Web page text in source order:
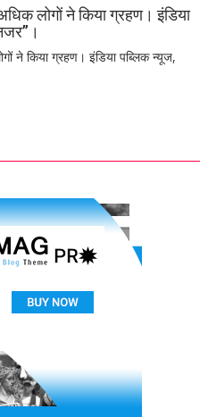
लोगों ने किया ग्रहण। इंडिया
ने किया ग्रहण। इंडिया पब्लिक न्यूज,